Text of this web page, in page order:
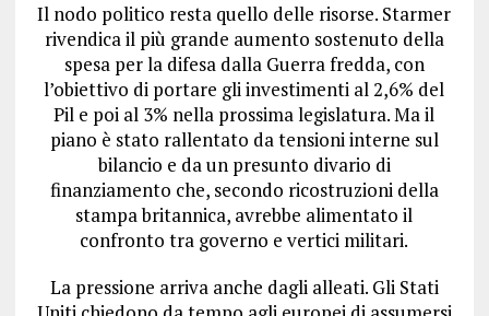
Il nodo politico resta quello delle risorse. Starmer
rivendica il più grande aumento sostenuto della
spesa per la difesa dalla Guerra fredda, con
l’obiettivo di portare gli investimenti al 2,6% del
Pil e poi al 3% nella prossima legislatura. Ma il
piano è stato rallentato da tensioni interne sul
bilancio e da un presunto divario di
finanziamento che, secondo ricostruzioni della
stampa britannica, avrebbe alimentato il
confronto tra governo e vertici militari.
La pressione arriva anche dagli alleati. Gli Stati